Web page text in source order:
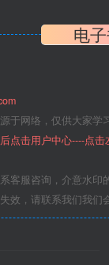
电
于网络，仅供大家学
点击用户中心----点
客服咨询，介意水印
效，请联系我们我们